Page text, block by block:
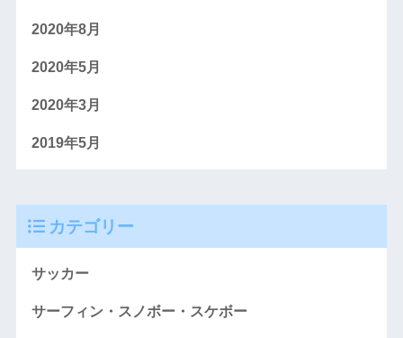
2020年8月
2020年5月
2020年3月
2019年5月
カテゴリー
サッカー
サーフィン・スノボー・スケボー